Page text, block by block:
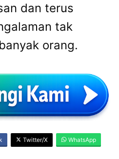
dan terus
tak
orang.
Twitter/X WhatsApp